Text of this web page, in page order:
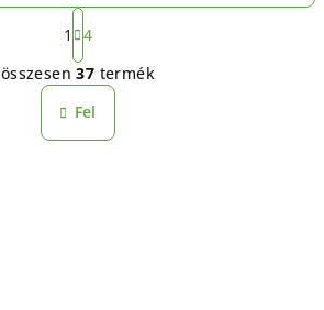
L
i
s
t
L
a
p
o
z
á
s
1
4
összesen37 termék
Fel